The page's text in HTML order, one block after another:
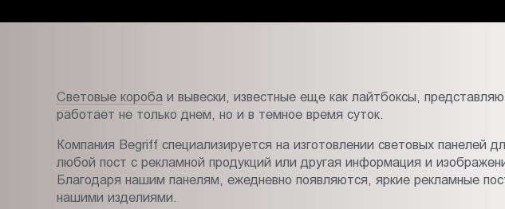
Световые короба и вывески, известные еще как лайтбоксы,
работает не только днем, но и в темное время суток.
Компания Begriff специализируется на изготовлении световых
любой пост с рекламной продукций или другая информация и
Благодаря нашим панелям, ежедневно появляются, яркие рекламные
нашими изделиями.